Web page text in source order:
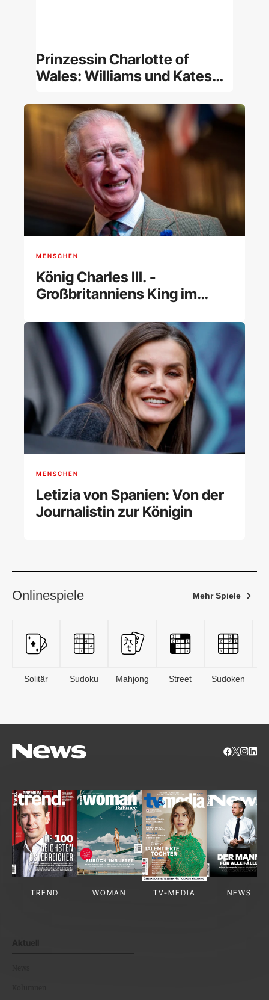
Prinzessin Charlotte of
Wales: Williams und Kates
MENSCHEN
König Charles III. -
Großbritanniens King im
MENSCHEN
Letizia von Spanien: Von der
Journalistin zur Königin
Onlinespiele Mehr Spiele
Solitär Sudoku Mahjong Street Sudoken
TREND WOMAN TV-MEDIA NEWS